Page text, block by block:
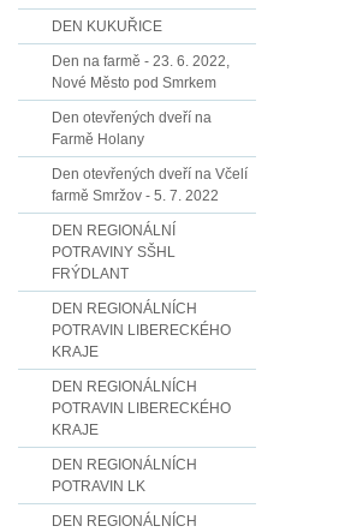
DEN KUKUŘICE
Den na farmě - 23. 6. 2022,
Nové Město pod Smrkem
Den otevřených dveří na
Farmě Holany
Den otevřených dveří na Včelí
farmě Smržov - 5. 7. 2022
DEN REGIONÁLNÍ
POTRAVINY SŠHL
FRÝDLANT
DEN REGIONÁLNÍCH
POTRAVIN LIBERECKÉHO
KRAJE
DEN REGIONÁLNÍCH
POTRAVIN LIBERECKÉHO
KRAJE
DEN REGIONÁLNÍCH
POTRAVIN LK
DEN REGIONÁLNÍCH